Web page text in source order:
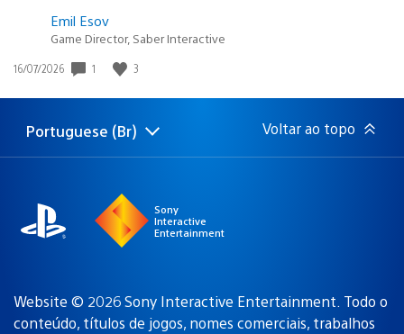
Emil Esov
Game Director, Saber Interactive
Data
publicação:
16/07/2026 1 3
Selecione
uma
Região
atual:
Portuguese (Br) Voltar ao topo
Sony
Interactive
Entertainment
Website © 2026 Sony Interactive Entertainment. Todo o
conteúdo, títulos de jogos, nomes comerciais, trabalhos